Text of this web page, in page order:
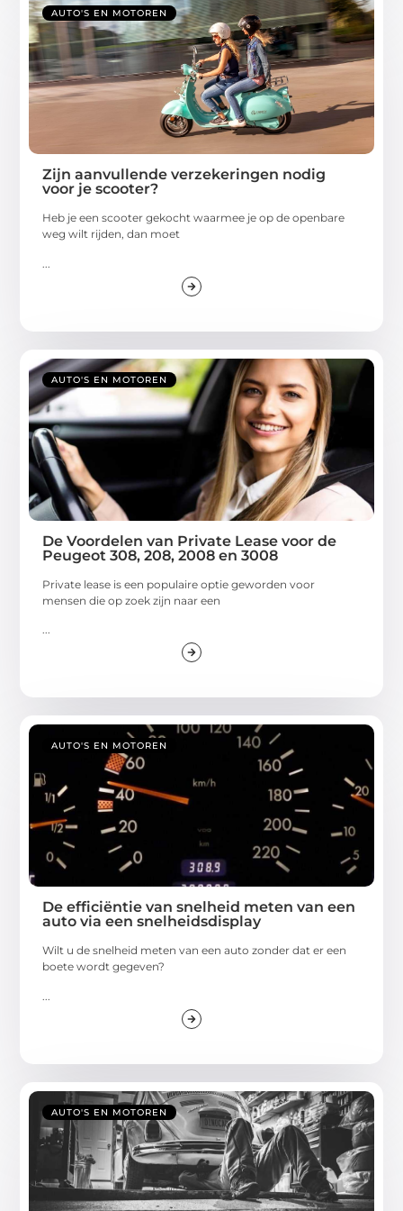
AUTO'S EN MOTOREN
Zijn aanvullende verzekeringen nodig
voor je scooter?
Heb je een scooter gekocht waarmee je op de openbare
weg wilt rijden, dan moet
AUTO'S EN MOTOREN
De Voordelen van Private Lease voor de
Peugeot 308, 208, 2008 en 3008
Private lease is een populaire optie geworden voor
mensen die op zoek zijn naar een
...
AUTO'S EN MOTOREN
De efficiëntie van snelheid meten van een
auto via een snelheidsdisplay
Wilt u de snelheid meten van een auto zonder dat er een
boete wordt gegeven?
AUTO'S EN MOTOREN